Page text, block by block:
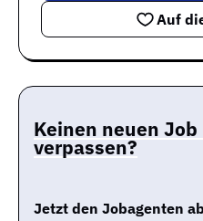
Auf
Keinen neuen
verpassen?
Jetzt den Jobagenten